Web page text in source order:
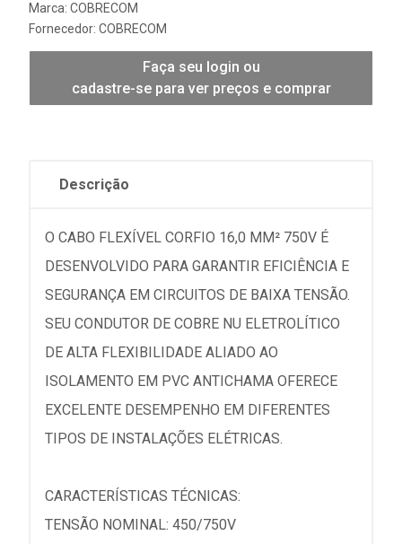
Marca: COBRECOM
Fornecedor: COBRECOM
Faça seu login ou
cadastre-se para ver preços e comprar
Descrição
O CABO FLEXÍVEL CORFIO 16,0 MM² 750V É
DESENVOLVIDO PARA GARANTIR EFICIÊNCIA E
SEGURANÇA EM CIRCUITOS DE BAIXA TENSÃO.
SEU CONDUTOR DE COBRE NU ELETROLÍTICO
DE ALTA FLEXIBILIDADE ALIADO AO
ISOLAMENTO EM PVC ANTICHAMA OFERECE
EXCELENTE DESEMPENHO EM DIFERENTES
TIPOS DE INSTALAÇÕES ELÉTRICAS.
CARACTERÍSTICAS TÉCNICAS:
TENSÃO NOMINAL: 450/750V